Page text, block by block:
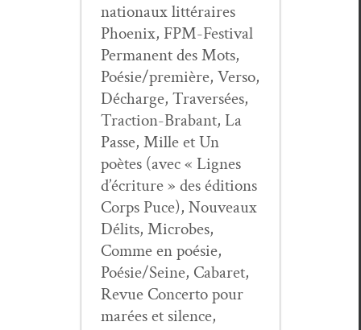
na­tionaux lit­téraires
Phoenix, FPM-Fes­ti­val
Per­ma­nent des Mots,
Poésie/première, Ver­so,
Décharge, Tra­ver­sées,
Trac­tion-Bra­bant, La
Passe, Mille et Un
poètes (avec « Lignes
d’écriture » des édi­tions
Corps Puce), Nou­veaux
Dél­its, Microbes,
Comme en poésie,
Poésie/Seine, Cabaret,
Revue Con­cer­to pour
marées et silence,